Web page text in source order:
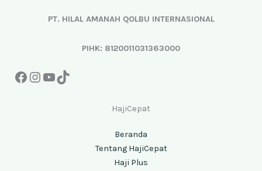
PT. HILAL AMANAH QOLBU INTERNASIONAL
PIHK: 8120011031363000
HajiCepat
Beranda
Tentang HajiCepat
Haji Plus